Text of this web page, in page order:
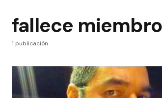
fallece
1 publicación